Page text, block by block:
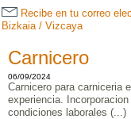
Recibe en tu correo
Bizkaia / Vizcaya
Carnicero
06/09/2024
Carnicero para carniceria
experiencia.
condiciones laborales (...)